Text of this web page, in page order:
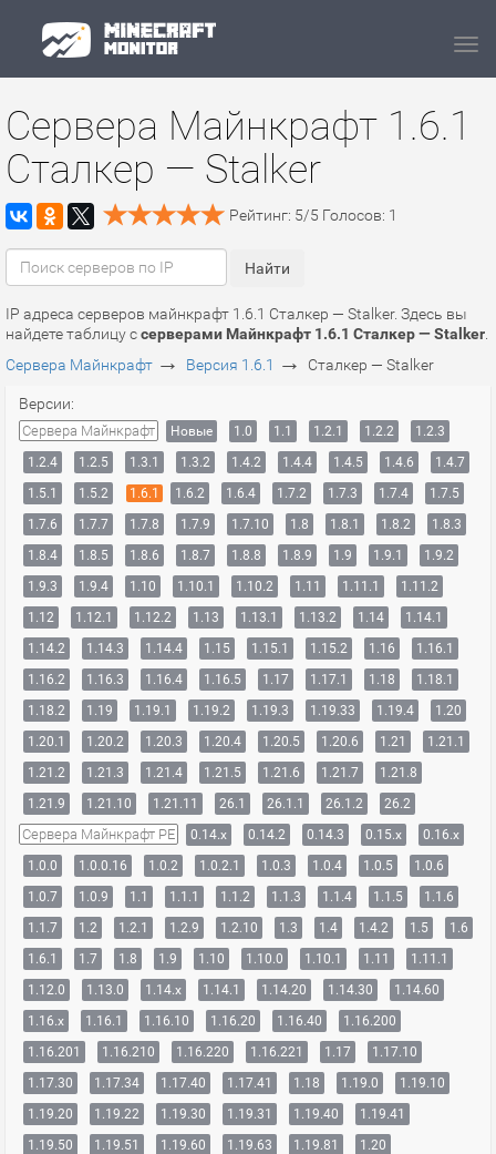
Сервера Майнкрафт 1.6.1
Сталкер — Stalker
Рейтинг: 5/5 Голосов: 1
IP адреса серверов майнкрафт 1.6.1 Сталкер — Stalker. Здесь вы
найдете таблицу ссерверами Майнкрафт 1.6.1 Сталкер — Stalker
Сервера Майнкрафт → Версия 1.6.1 → Сталкер — Stalker
Версии:
Сервера Майнкрафт Новые 1.0 1.1 1.2.1 1.2.2
1.2.3
1.2.4
1.2.5 1.3.1 1.3.2 1.4.2 1.4.4 1.4.5 1.4.6
1.4.7
1.5.1
1.5.2 1.6.1 1.6.2 1.6.4 1.7.2 1.7.3 1.7.4
1.7.5
1.7.6
1.7.7 1.7.8 1.7.9 1.7.10 1.8 1.8.1 1.8.2
1.8.3
1.8.4
1.8.5 1.8.6 1.8.7 1.8.8 1.8.9 1.9 1.9.1
1.9.2
1.9.3
1.9.4 1.10 1.10.1 1.10.2 1.11 1.11.1
1.11.2
1.12
1.12.1 1.12.2 1.13 1.13.1 1.13.2 1.14
1.14.1
1.14.2
1.14.3 1.14.4 1.15 1.15.1 1.15.2 1.16
1.16.1
1.16.2
1.16.3 1.16.4 1.16.5 1.17 1.17.1 1.18
1.18.1
1.18.2
1.19 1.19.1 1.19.2 1.19.3 1.19.33 1.19.4
1.20
1.20.1
1.20.2 1.20.3 1.20.4 1.20.5 1.20.6 1.21
1.21.1
1.21.2
1.21.3 1.21.4 1.21.5 1.21.6 1.21.7
1.21.8
1.21.9
1.21.10 1.21.11 26.1 26.1.1 26.1.2 26.2
Сервера Майнкрафт PE 0.14.x 0.14.2 0.14.3 0.15.x
0.16.x
1.0.0
1.0.0.16 1.0.2 1.0.2.1 1.0.3 1.0.4 1.0.5
1.0.6
1.0.7
1.0.9 1.1 1.1.1 1.1.2 1.1.3 1.1.4 1.1.5
1.1.6
1.1.7
1.2 1.2.1 1.2.9 1.2.10 1.3 1.4 1.4.2 1.5
1.6
1.6.1
1.7 1.8 1.9 1.10 1.10.0 1.10.1 1.11
1.11.1
1.12.0
1.13.0 1.14.x 1.14.1 1.14.20 1.14.30
1.14.60
1.16.x
1.16.1 1.16.10 1.16.20 1.16.40
1.16.200
1.16.201
1.16.210 1.16.220 1.16.221 1.17
1.17.10
1.17.30
1.17.34 1.17.40 1.17.41 1.18 1.19.0
1.19.10
1.19.20
1.19.22 1.19.30 1.19.31 1.19.40
1.19.41
1.19.50
1.19.51 1.19.60 1.19.63 1.19.81 1.20